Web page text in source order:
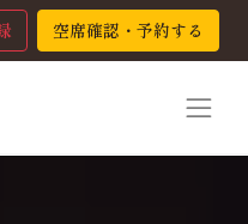
空席確認・予約する